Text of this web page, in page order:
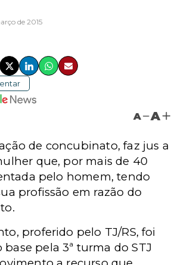
de 2015
A A
de concubinato, faz jus a
que, por mais de 40
pelo homem, tendo
profissão em razão do
proferido pelo TJ/RS, foi
pela 3ª turma do STJ